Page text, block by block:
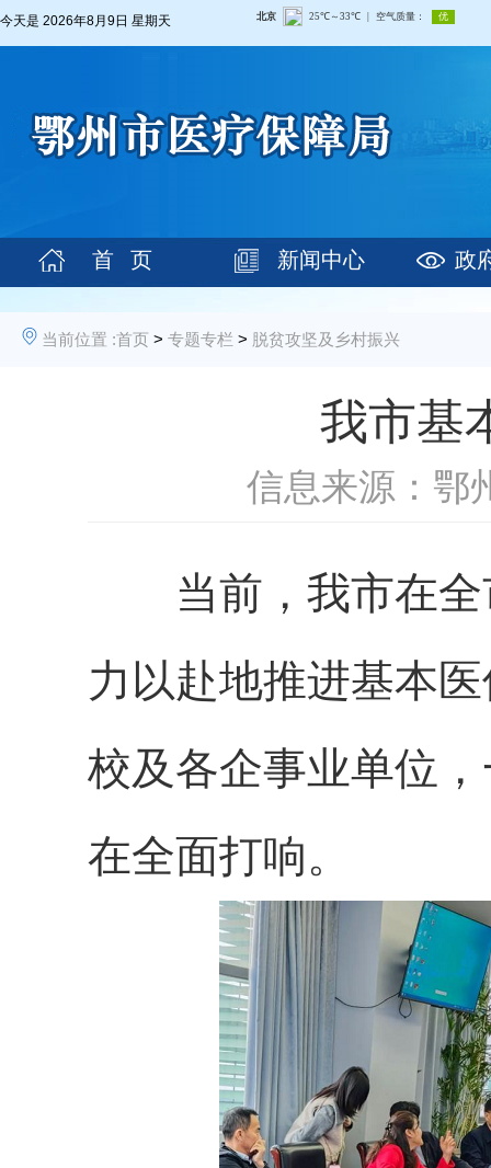
今天是 2026年8月9日 星期天
首 页 新闻中心 政
当前位置 :首页 > 专题专栏 > 脱贫攻坚及乡村振兴
我市基
信息来源：鄂
当前，我市在
力以赴地推进基本
校及各企事业单位
在全面打响。